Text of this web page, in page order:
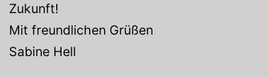
Zukunft!
Mit freundlichen Grüßen
Sabine Hell